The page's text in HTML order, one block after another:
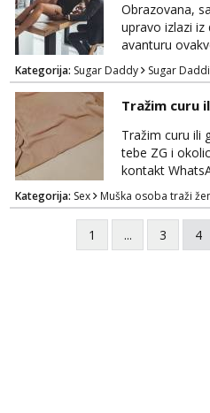
Obrazovana,
upravo izlazi iz
avanturu
poklona,
poslovna
poklapaju.
energije.
jer od toga
tražim nekoga
Naravno
Kategorija: Sugar Daddy Sugar
Tražim curu
Tražim curu ili
tebe ZG i
kontakt
Kategorija: Sex Muška osoba traži
1 ... 3 4